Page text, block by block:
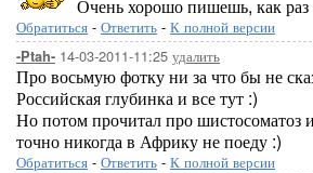
Очень хорошо пишешь, как раз
Обратиться - Ответить - К полной версии
-Ptah- 14-03-2011-11:25 удалить
Про восьмую фотку ни за что бы не
Российская глубинка и все тут :)
Но потом прочитал про шистосоматоз
точно никогда в Африку не поеду :)
Обратиться - Ответить - К полной версии